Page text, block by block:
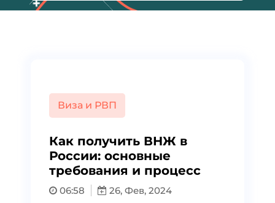
Виза и РВП
Как получить ВНЖ в
России: основные
требования и процесс
06:58 26, Фев, 2024